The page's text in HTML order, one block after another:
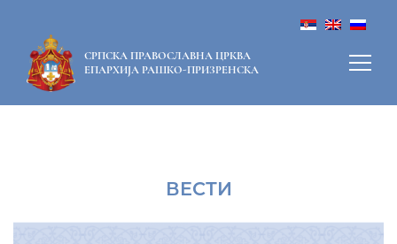
СРПСКА ПРАВОСЛАВНА ЦРКВА
ЕПАРХИЈА РАШКО-ПРИЗРЕНСКА
ВЕСТИ